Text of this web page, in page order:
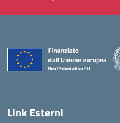
Link Esterni